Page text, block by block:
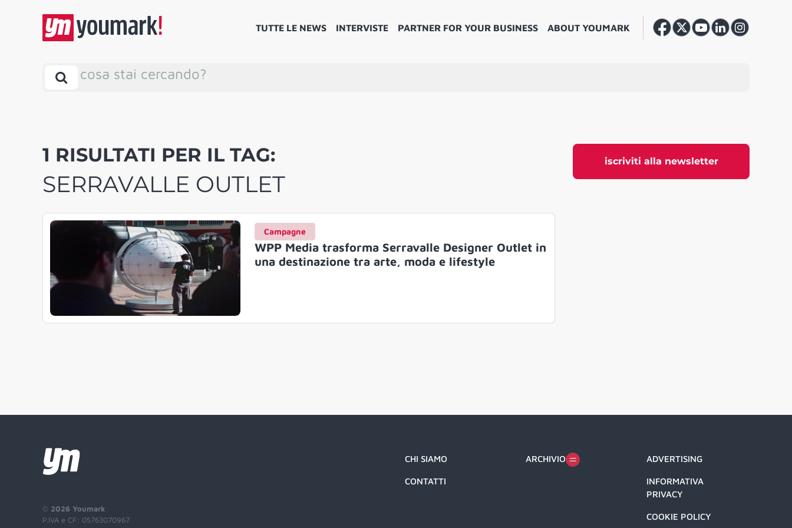
TUTTE LE NEWS INTERVISTE PARTNER FOR YOUR BUSINESS ABOUT YOUMARK
cosa stai cercando?
iscriviti alla newsletter
1 RISULTATI PER IL TAG:
SERRAVALLE OUTLET
Campagne
WPP Media trasforma Serravalle Designer Outlet in
una destinazione tra arte, moda e lifestyle
© 2026 Youmark
P.IVA e CF: 05763070967
CHI SIAMO
CONTATTI
ARCHIVIO ADVERTISING
INFORMATIVA
PRIVACY
COOKIE POLICY